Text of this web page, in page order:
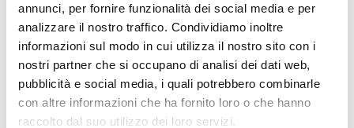
annunci, per fornire funzionalità dei social media e per
analizzare il nostro traffico. Condividiamo inoltre
informazioni sul modo in cui utilizza il nostro sito con i
nostri partner che si occupano di analisi dei dati web,
pubblicità e social media, i quali potrebbero combinarle
con altre informazioni che ha fornito loro o che hanno
raccolto dal suo utilizzo dei loro servizi.
Pubblicità